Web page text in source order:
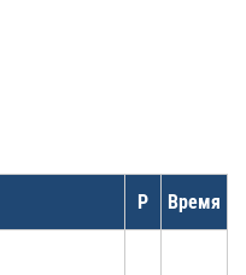
Р Время